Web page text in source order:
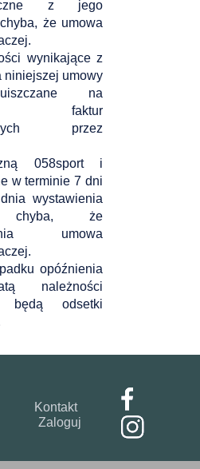
z jego
że umowa
wynikające z
niniejszej umowy
na
faktur
przez
058sport i
w terminie 7 dni
wystawienia
chyba, że
umowa
opóźnienia
należności
będą odsetki
Kontakt
Zaloguj